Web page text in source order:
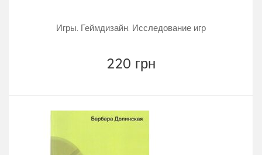
Игры. Геймдизайн. Исследование игр
220 грн